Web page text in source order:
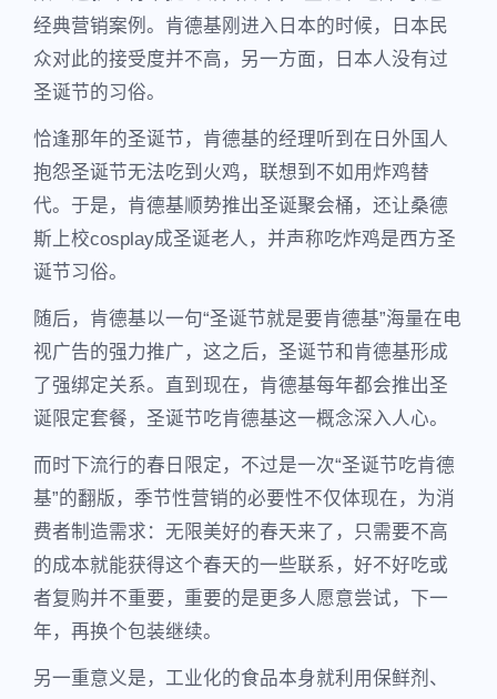
经典营销案例。肯德基刚进入日本的时候，日本民
众对此的接受度并不高，另一方面，日本人没有过
圣诞节的习俗。
恰逢那年的圣诞节，肯德基的经理听到在日外国人
抱怨圣诞节无法吃到火鸡，联想到不如用炸鸡替
代。于是，肯德基顺势推出圣诞聚会桶，还让桑德
斯上校cosplay成圣诞老人，并声称吃炸鸡是西方圣
诞节习俗。
随后，肯德基以一句“圣诞节就是要肯德基”海量在电
视广告的强力推广，这之后，圣诞节和肯德基形成
了强绑定关系。直到现在，肯德基每年都会推出圣
诞限定套餐，圣诞节吃肯德基这一概念深入人心。
而时下流行的春日限定，不过是一次“圣诞节吃肯德
基”的翻版，季节性营销的必要性不仅体现在，为消
费者制造需求：无限美好的春天来了，只需要不高
的成本就能获得这个春天的一些联系，好不好吃或
者复购并不重要，重要的是更多人愿意尝试，下一
年，再换个包装继续。
另一重意义是，工业化的食品本身就利用保鲜剂、